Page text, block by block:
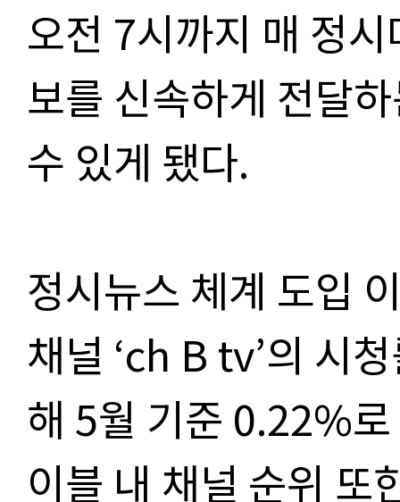
오전 7시까지 매 정
보를 신속하게 전달
수 있게 됐다.
정시뉴스 체계 도입
채널 ‘ch B tv’의 시
해 5월 기준 0.22%
이블 내 채널 순위